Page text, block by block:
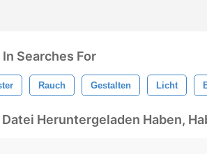
Searches For
Rauch Gestalten Licht
Heruntergeladen Haben,